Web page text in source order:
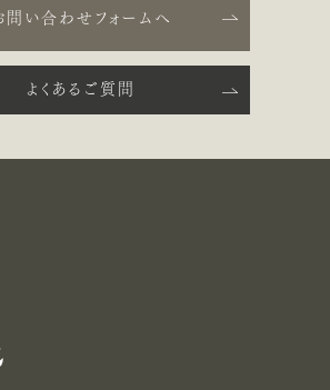
問い合わせフォームへ
よくあるご質問